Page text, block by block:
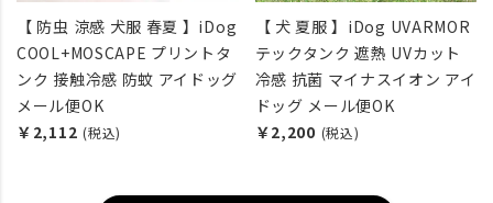
【 防虫 涼感 犬服 春夏 】iDog
COOL+MOSCAPE プリントタ
ンク 接触冷感 防蚊 アイドッグ
メール便OK
￥2,112 (税込)
【 犬 夏服 】iDog UVARMOR
テックタンク 遮熱 UVカット
冷感 抗菌 マイナスイオン アイ
ドッグ メール便OK
￥2,200 (税込)